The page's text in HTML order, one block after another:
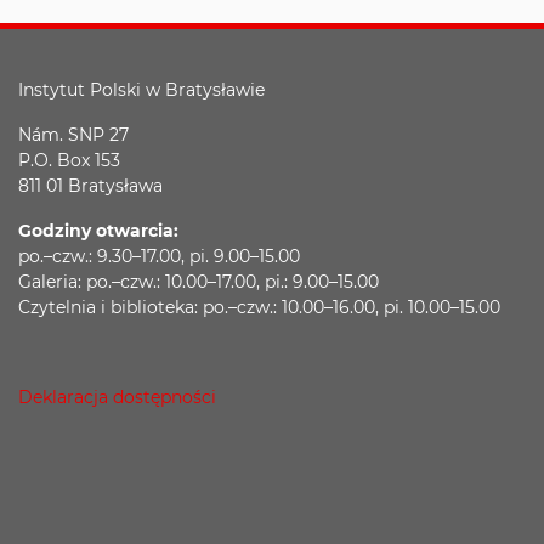
Instytut Polski w Bratysławie
Nám. SNP 27
P.O. Box 153
811 01 Bratysława
Godziny otwarcia:
po.–czw.: 9.30–17.00, pi. 9.00–15.00
Galeria: po.–czw.: 10.00–17.00, pi.: 9.00–15.00
Czytelnia i biblioteka: po.–czw.: 10.00–16.00, pi. 10.00–15.00
Deklaracja dostępności